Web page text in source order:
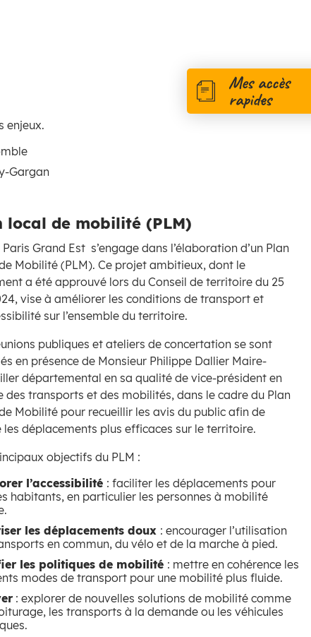
enjeux.
Gargan
local de mobilité (PLM)
Grand Est s’engage dans l’élaboration d’un Plan
Mobilité (PLM). Ce projet ambitieux, dont le
a été approuvé lors du Conseil de territoire du 25
vise à améliorer les conditions de transport et
sur l’ensemble du territoire.
publiques et ateliers de concertation se sont
en présence de Monsieur Philippe Dallier Maire-
départemental en sa qualité de vice-président en
des transports et des mobilités, dans le cadre du Plan
Mobilité pour recueillir les avis du public afin de
les déplacements plus efficaces sur le territoire.
objectifs du PLM :
l’accessibilité : faciliter les déplacements pour
habitants, en particulier les personnes à mobilité
les déplacements doux : encourager l’utilisation
en commun, du vélo et de la marche à pied.
les politiques de mobilité : mettre en cohérence les
modes de transport pour une mobilité plus fluide.
: explorer de nouvelles solutions de mobilité comme
les transports à la demande ou les véhicules
Mes accès
rapides